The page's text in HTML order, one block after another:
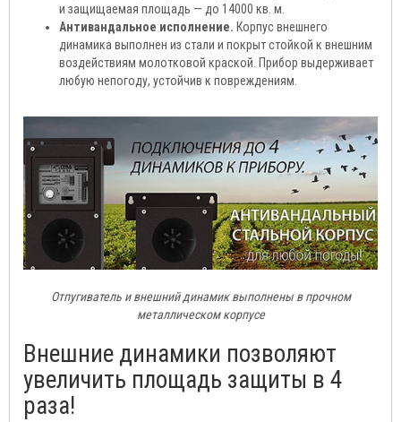
и защищаемая площадь — до 14000 кв. м.
Антивандальное исполнение. Корпус внешнего
динамика выполнен из стали и покрыт стойкой к внешним
воздействиям молотковой краской. Прибор выдерживает
любую непогоду, устойчив к повреждениям.
Отпугиватель и внешний динамик выполнены в прочном
металлическом корпусе
Внешние динамики позволяют
увеличить площадь защиты в 4
раза!